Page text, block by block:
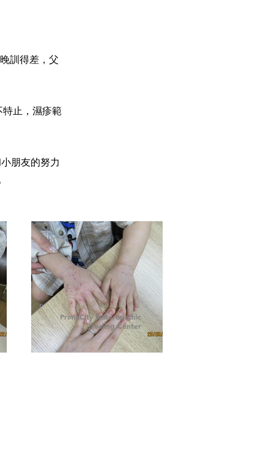
訓得差，父
止，濕疹範
朋友的努力
PrimeCity Naturopathic
Healing Center